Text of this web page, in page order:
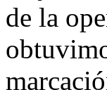
de la